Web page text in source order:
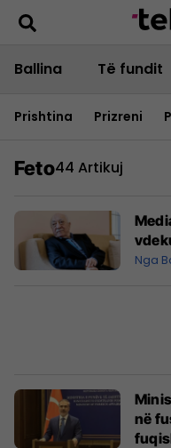
Ballina Të fundit
Prishtina Prizreni
Feto44 Artikuj
Nga
në